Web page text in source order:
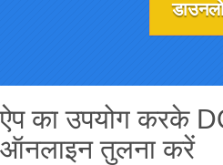
ऐप का उपयोग करके
ऑनलाइन तुलना करें